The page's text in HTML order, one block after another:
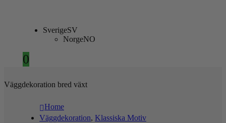
SverigeSV
NorgeNO
0
Väggdekoration bred växt
Home
Väggdekoration, Klassiska Motiv